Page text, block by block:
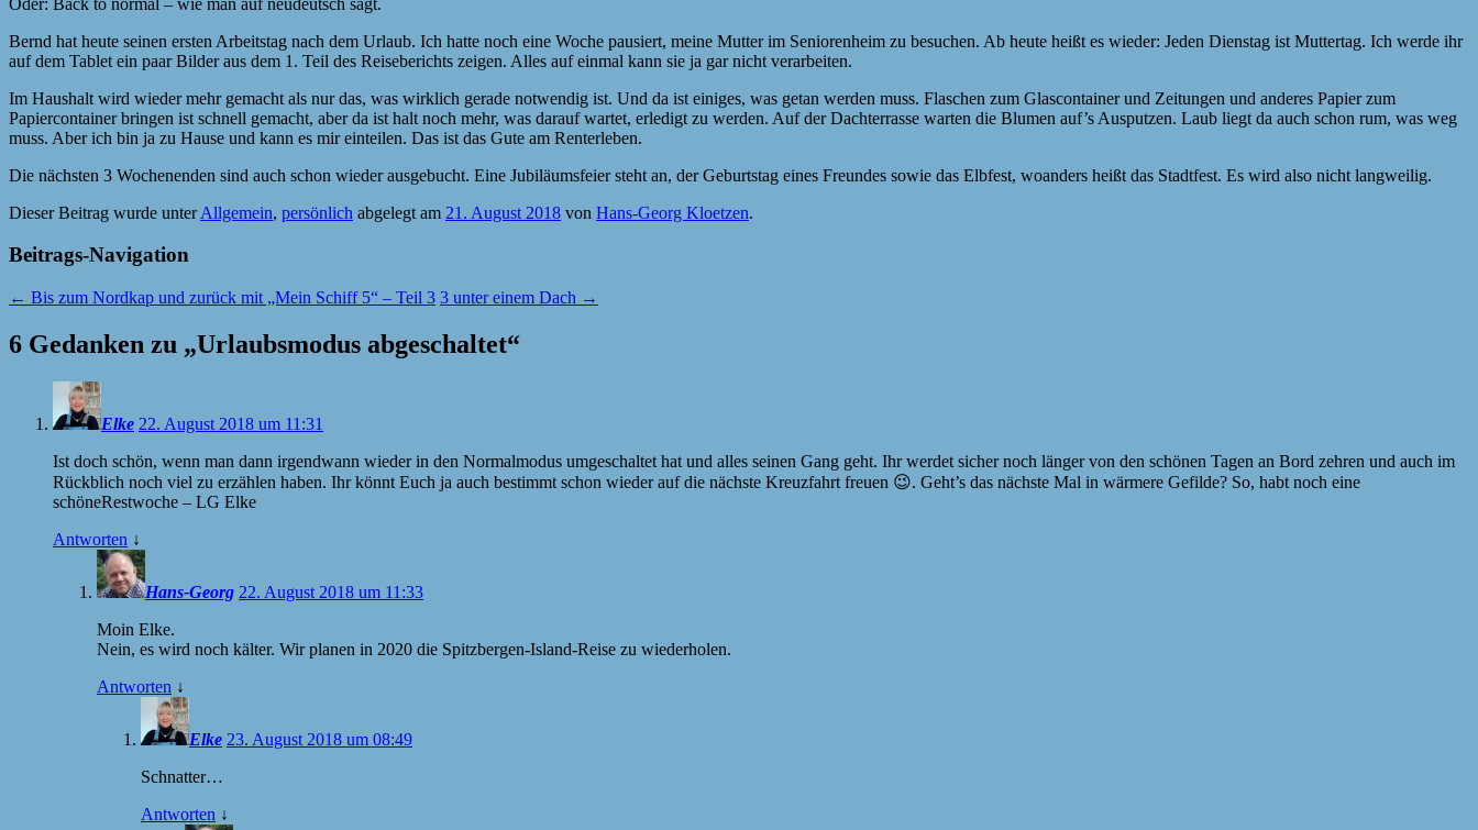
Bernd hat heute seinen ersten Arbeitstag nach dem Urlaub. Ich hatte noch eine Woche pausiert, meine Mutter im Seniorenheim zu besuchen. Ab heute heißt es wieder: Jeden Dienstag ist Muttertag. Ich werde ihr
auf dem Tablet ein paar Bilder aus dem 1. Teil des Reiseberichts zeigen. Alles auf einmal kann sie ja gar nicht verarbeiten.
Im Haushalt wird wieder mehr gemacht als nur das, was wirklich gerade notwendig ist. Und da ist einiges, was getan werden muss. Flaschen zum Glascontainer und Zeitungen und anderes Papier zum
Papiercontainer bringen ist schnell gemacht, aber da ist halt noch mehr, was darauf wartet, erledigt zu werden. Auf der Dachterrasse warten die Blumen auf’s Ausputzen. Laub liegt da auch schon rum, was weg
muss. Aber ich bin ja zu Hause und kann es mir einteilen. Das ist das Gute am Renterleben.
Die nächsten 3 Wochenenden sind auch schon wieder ausgebucht. Eine Jubiläumsfeier steht an, der Geburtstag eines Freundes sowie das Elbfest, woanders heißt das Stadtfest. Es wird also nicht langweilig.
Dieser Beitrag wurde unterAllgemein, persönlich abgelegt am 21. August 2018 von Hans-Georg Kloetzen.
Beitrags-Navigation
← Bis zum Nordkap und zurück mit „Mein Schiff 5“ – Teil 3 3 unter einem Dach →
6 Gedanken zu „Urlaubsmodus abgeschaltet“
Elke 22. August 2018 um 11:31
Ist doch schön, wenn man dann irgendwann wieder in den Normalmodus umgeschaltet hat und alles seinen Gang geht. Ihr werdet sicher noch länger von den schönen Tagen an Bord zehren und auch im
Rückblich noch viel zu erzählen haben. Ihr könnt Euch ja auch bestimmt schon wieder auf die nächste Kreuzfahrt freuen 😉. Geht’s das nächste Mal in wärmere Gefilde? So, habt noch eine
schöneRestwoche – LG Elke
Antworten ↓
Hans-Georg 22. August 2018 um 11:33
Moin Elke.
Nein, es wird noch kälter. Wir planen in 2020 die Spitzbergen-Island-Reise zu wiederholen.
Antworten ↓
Elke 23. August 2018 um 08:49
Schnatter…
Antworten ↓